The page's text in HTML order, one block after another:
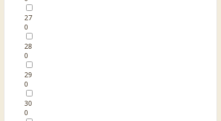
27
0
28
0
29
0
30
0